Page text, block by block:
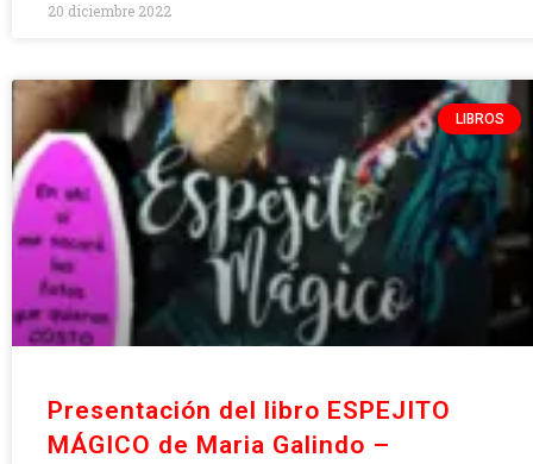
20 diciembre 2022
LIBROS
Presentación del libro ESPEJITO
MÁGICO de Maria Galindo –